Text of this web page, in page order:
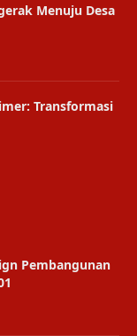
Menuju Desa
Transformasi
Pembangunan